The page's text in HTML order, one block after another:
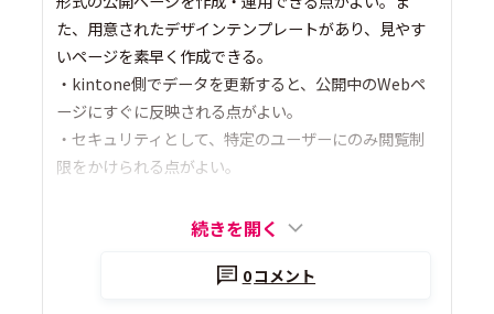
た、用意されたデザインテンプレートがあり、見やす
いページを素早く作成できる。
・kintone側でデータを更新すると、公開中のWebペ
ージにすぐに反映される点がよい。
・セキュリティとして、特定のユーザーにのみ閲覧制
限をかけられる点がよい。
続きを開く
0コメント